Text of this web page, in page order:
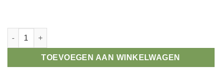
Winnaar prijs motorcross aantal
TOEVOEGEN AAN WINKELWAGEN